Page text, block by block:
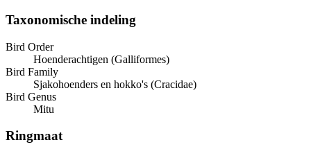
Taxonomische indeling
Bird Order
Hoenderachtigen (Galliformes)
Bird Family
Sjakohoenders en hokko's (Cracidae)
Bird Genus
Mitu
Ringmaat